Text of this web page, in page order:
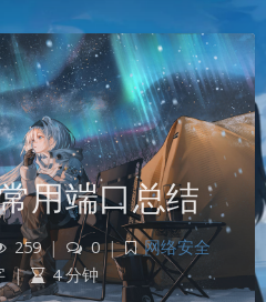
用端口总结
259 | 0 |
网络安全
| 4 分钟